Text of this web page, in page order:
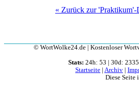
« Zurück zur 'Praktikum'-
© WortWolke24.de | Kostenloser
Stats: 24h: 53 | 30d:
Startseite Archiv
Diese Seite